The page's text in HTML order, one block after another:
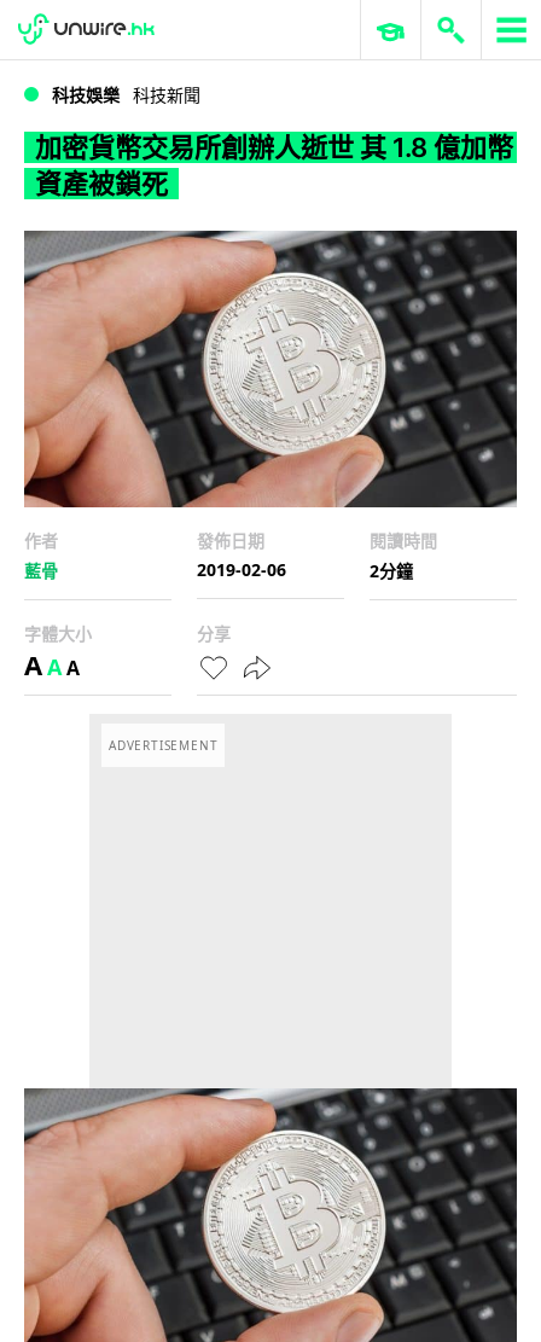
WWDC 2026 ERP 與商業 AI
科技娛樂 科技新聞
加密貨幣交易所創辦人逝世 其 1.8 億加幣
資產被鎖死
作者
藍骨
發佈日期
2019-02-06
閱讀時間
2分鐘
字體大小
AAA
分享
ADVERTISEMENT